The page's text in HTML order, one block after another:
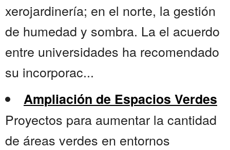
xerojardinería; en el norte, la gestión
de humedad y sombra. La el acuerdo
entre universidades ha recomendado
su incorporac...
Ampliación de Espacios Verdes
Proyectos para aumentar la cantidad
de áreas verdes en entornos